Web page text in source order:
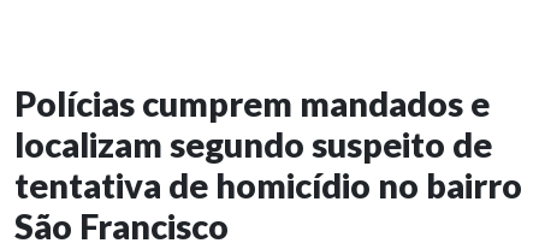
Polícias cumprem mandados e
localizam segundo suspeito de
tentativa de homicídio no bairro
São Francisco